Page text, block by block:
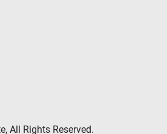
All Rights Reserved.